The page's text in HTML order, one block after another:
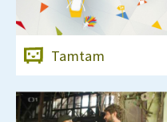
Tamtam